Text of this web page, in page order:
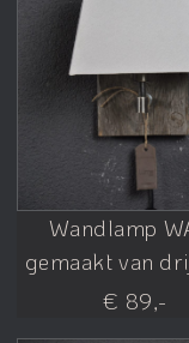
Wandlamp
gemaakt van
€ 89,-